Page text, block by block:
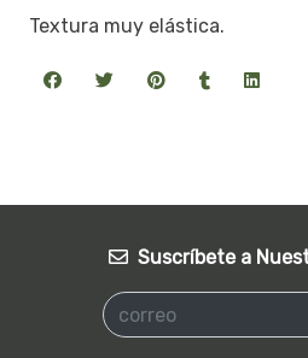
Textura muy elástica.
Suscríbete a